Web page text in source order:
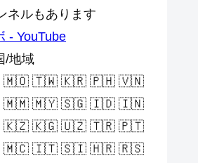
ネルもあります
- YouTube
/地域
🇲🇴 🇹🇼 🇰🇷 🇵🇭 🇻🇳
🇲🇲 🇲🇾 🇸🇬 🇮🇩 🇮🇳
🇰🇿 🇰🇬 🇺🇿 🇹🇷 🇵🇹
🇲🇨 🇮🇹 🇸🇮 🇭🇷 🇷🇸